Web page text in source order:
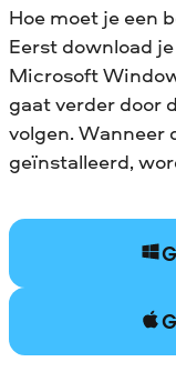
Hoe moet je een
Eerst download
Microsoft
gaat verder door
volgen. Wanneer
geïnstalleerd,